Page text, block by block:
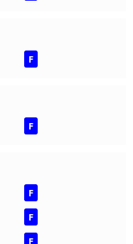
F
F
F
F
F